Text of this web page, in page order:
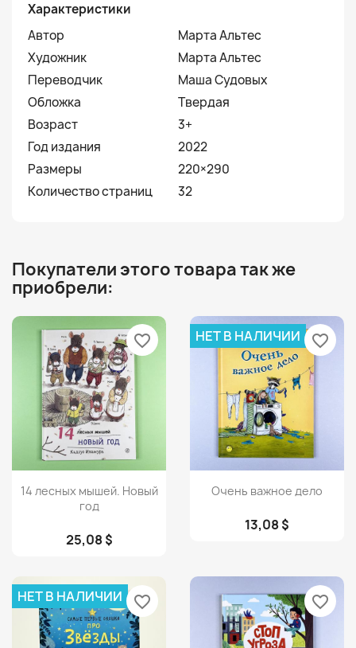
Характеристики
Автор
Марта Альтес
Художник
Марта Альтес
Переводчик
Маша Судовых
Обложка
Твердая
Возраст
3+
Год издания
2022
Размеры
220×290
Количество страниц
32
Покупатели этого товара так же
приобрели:
Просмотр
14 лесных мышей. Новый
год
25,08 $
favorite_border
Просмотр
Очень важное дело
13,08 $
НЕТ В НАЛИЧИИ favorite_border
НЕТ В НАЛИЧИИ favorite_border favorite_border